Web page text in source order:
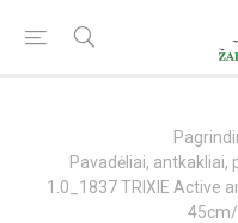
Pavadėliai,
1.0_1837 TRIXIE Active